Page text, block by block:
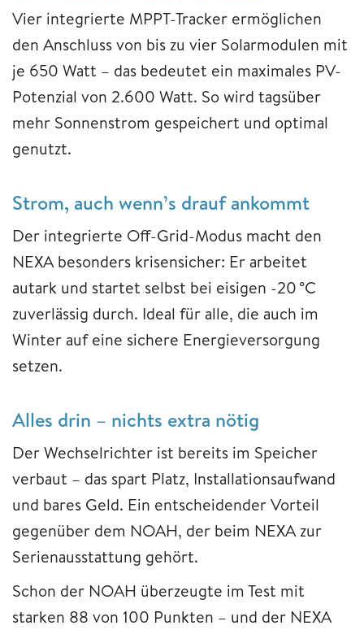
Vier integrierte MPPT-Tracker ermöglichen
den Anschluss von bis zu vier Solarmodulen mit
je 650 Watt – das bedeutet ein maximales PV-
Potenzial von 2.600 Watt. So wird tagsüber
mehr Sonnenstrom gespeichert und optimal
genutzt.
Strom, auch wenn’s drauf ankommt
Der integrierte Off-Grid-Modus macht den
NEXA besonders krisensicher: Er arbeitet
autark und startet selbst bei eisigen -20 °C
zuverlässig durch. Ideal für alle, die auch im
Winter auf eine sichere Energieversorgung
setzen.
Alles drin – nichts extra nötig
Der Wechselrichter ist bereits im Speicher
verbaut – das spart Platz, Installationsaufwand
und bares Geld. Ein entscheidender Vorteil
gegenüber dem NOAH, der beim NEXA zur
Serienausstattung gehört.
Schon der NOAH überzeugte im Test mit
starken 88 von 100 Punkten – und der NEXA